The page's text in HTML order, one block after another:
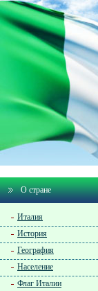
О стране
Италия
История
География
Население
Флаг Италии